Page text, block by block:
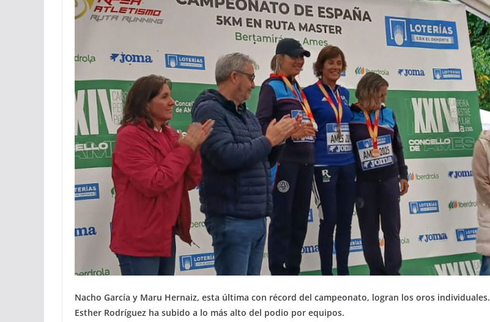
Nacho García y Maru Hernaiz, esta última con récord del campeonato, logran los oros individuales.
Esther Rodríguez ha subido a lo más alto del podio por equipos.